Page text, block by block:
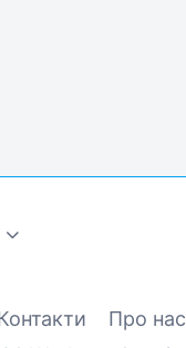
Про нас